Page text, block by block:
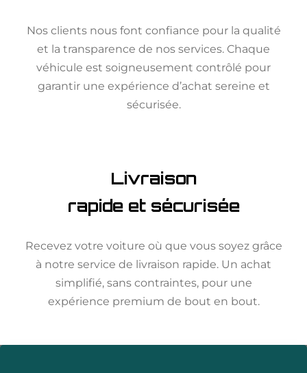
Nos clients nous font confiance pour la qualité
et la transparence de nos services. Chaque
véhicule est soigneusement contrôlé pour
garantir une expérience d’achat sereine et
sécurisée.
Livraison
rapide et sécurisée
Recevez votre voiture où que vous soyez grâce
à notre service de livraison rapide. Un achat
simplifié, sans contraintes, pour une
expérience premium de bout en bout.